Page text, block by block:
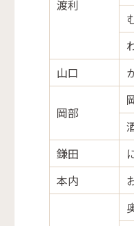
渡利
山口
岡部
鎌田
本内